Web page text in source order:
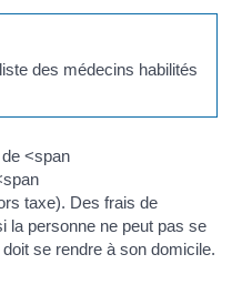
des médecins habilités
<span
taxe). Des frais de
la personne ne peut pas se
se rendre à son domicile.